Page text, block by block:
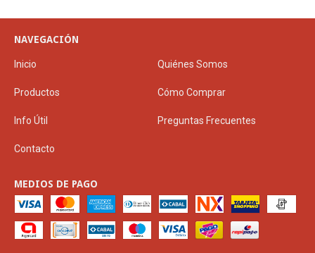
NAVEGACIÓN
Inicio Quiénes Somos
Productos Cómo Comprar
Info Útil Preguntas Frecuentes
Contacto
MEDIOS DE PAGO